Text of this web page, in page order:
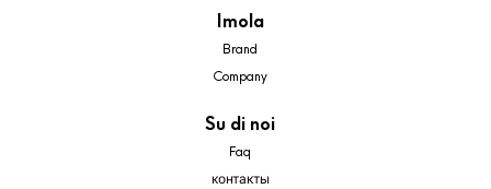
Imola
Brand
Company
Su di noi
Faq
контакты